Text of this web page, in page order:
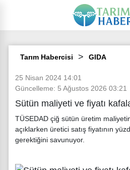
Tarım Habercisi GIDA
25 Nisan 2024 14:01
Güncelleme: 5 Ağustos 2026 03:21
Sütün maliyeti ve fiyatı
TÜSEDAD çiğ sütün üretim
açıklarken üretici satış fiyatının
gerektiğini savunuyor.